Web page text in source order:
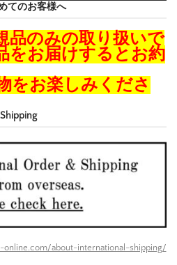
てのお客様へ
品のみの取り扱いで
をお届けするとお約
をお楽しみくださ
about-international-shipping/